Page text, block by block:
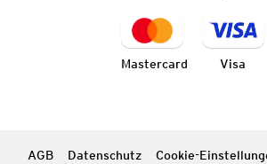
Mastercard Visa
AGB Datenschutz Cookie-